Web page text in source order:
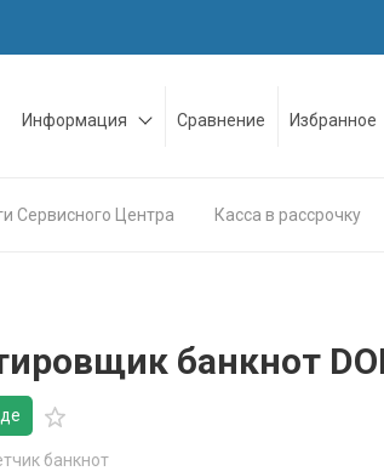
Информация Сравнение Избранное
Сервисного Центра Касса в рассрочку
банкнот
банкнот